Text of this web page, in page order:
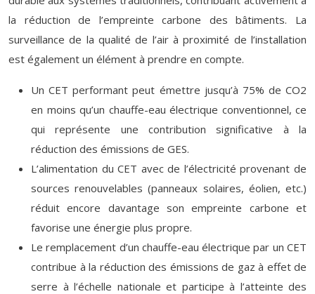
la réduction de l’empreinte carbone des bâtiments. La
surveillance de la qualité de l’air à proximité de l’installation
est également un élément à prendre en compte.
Un CET performant peut émettre jusqu’à 75% de CO2
en moins qu’un chauffe-eau électrique conventionnel, ce
qui représente une contribution significative à la
réduction des émissions de GES.
L’alimentation du CET avec de l’électricité provenant de
sources renouvelables (panneaux solaires, éolien, etc.)
réduit encore davantage son empreinte carbone et
favorise une énergie plus propre.
Le remplacement d’un chauffe-eau électrique par un CET
contribue à la réduction des émissions de gaz à effet de
serre à l’échelle nationale et participe à l’atteinte des